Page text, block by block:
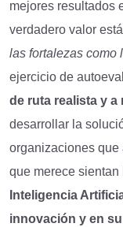
mejores resultados
verdadero valor
las fortalezas como
ejercicio de
de ruta realista y a
desarrollar la
organizaciones que
que merece
Inteligencia
innovación y en